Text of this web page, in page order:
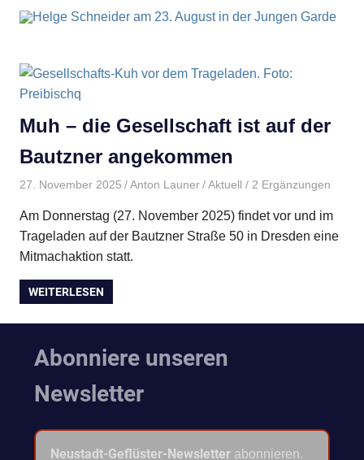
Muh – die Gesellschaft ist auf der
Bautzner angekommen
27. November 2025 Anton Launer Aktuell / 2 Ergänzungen
Am Donnerstag (27. November 2025) findet vor und im
Trageladen auf der Bautzner Straße 50 in Dresden eine
Mitmachaktion statt.
WEITERLESEN
Abonniere unseren
Newsletter
Neustadt-Geflüster-Newsletter abonnieren.